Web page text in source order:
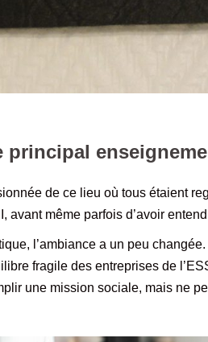
principal
de ce lieu où tous étaient
avant même parfois d’avoir
l’ambiance a un peu
fragile des entreprises de
une mission sociale, mais ne